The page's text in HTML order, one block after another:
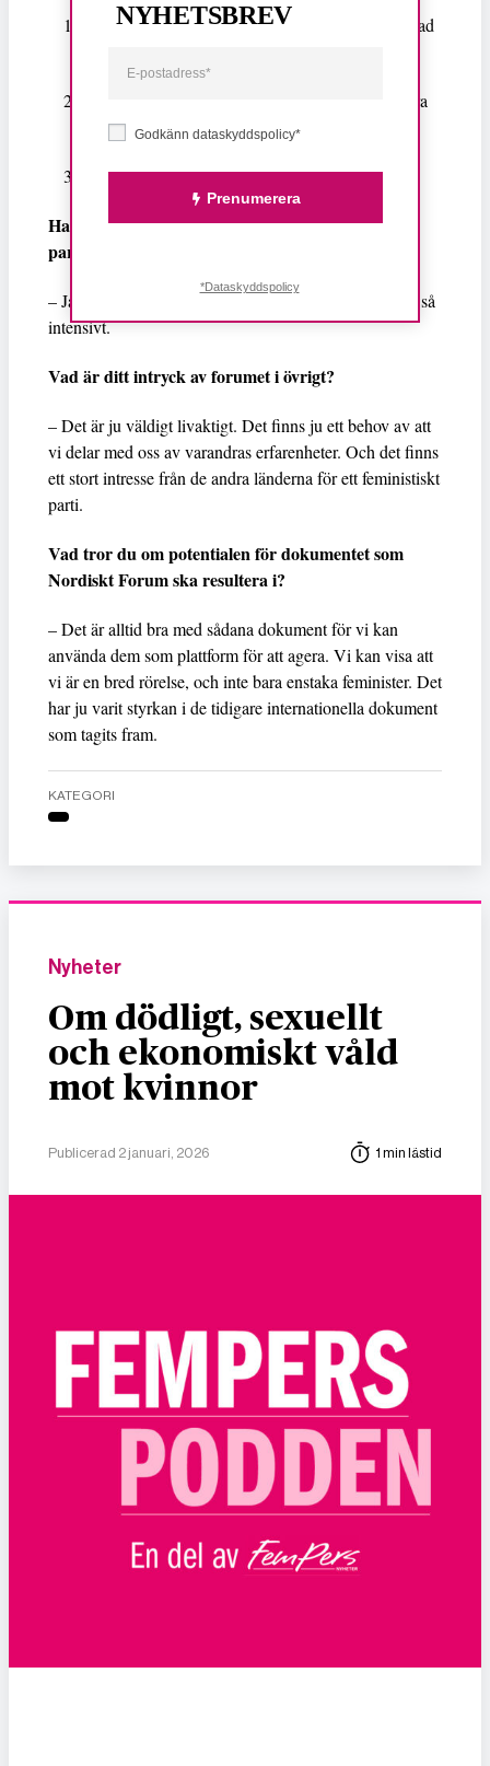
En diskrimineringsfri och tillgänglig arbetsmarknad
Förändra sexualbrottslagstiftningen – kriminalisera
sex utan samtycke
Välfärd utan vinstuttag
Har ni hunnit få några reaktioner från de andra
partierna?
– Jag har ärligt talat inte hunnit skumma av det, här är så
intensivt.
Vad är ditt intryck av forumet i övrigt?
– Det är ju väldigt livaktigt. Det finns ju ett behov av att
vi delar med oss av varandras erfarenheter. Och det finns
ett stort intresse från de andra länderna för ett feministiskt
parti.
Vad tror du om potentialen för dokumentet som
Nordiskt Forum ska resultera i?
– Det är alltid bra med sådana dokument för vi kan
använda dem som plattform för att agera. Vi kan visa att
vi är en bred rörelse, och inte bara enstaka feminister. Det
har ju varit styrkan i de tidigare internationella dokument
som tagits fram.
KATEGORI
Nyheter
Om dödligt, sexuellt
och ekonomiskt våld
mot kvinnor
Publicerad 2 januari, 2026 1 min lästid
Godkänn dataskyddspolicy*
Prenumerera
NYHETSBREV
*Dataskyddspolicy